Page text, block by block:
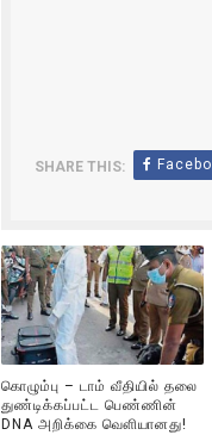
ஐ.நா
வலிமை
SHARE THIS:
கொழும்பு – டாம் வீதியில் தலை
துண்டிக்கப்பட்ட பெண்ணின்
DNA அறிக்கை வௌியானது!